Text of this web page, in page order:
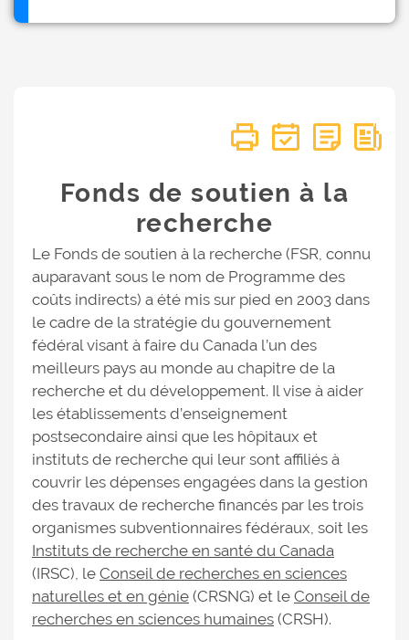
Fonds de soutien à la
recherche
Le Fonds de soutien à la recherche (FSR, connu
auparavant sous le nom de Programme des
coûts indirects) a été mis sur pied en 2003 dans
le cadre de la stratégie du gouvernement
fédéral visant à faire du Canada l’un des
meilleurs pays au monde au chapitre de la
recherche et du développement. Il vise à aider
les établissements d’enseignement
postsecondaire ainsi que les hôpitaux et
instituts de recherche qui leur sont affiliés à
couvrir les dépenses engagées dans la gestion
des travaux de recherche financés par les trois
organismes subventionnaires fédéraux, soit les
Instituts de recherche en santé du Canada
(IRSC), le Conseil de recherches en sciences
naturelles et en génie (CRSNG) et le Conseil de
recherches en sciences humaines (CRSH).